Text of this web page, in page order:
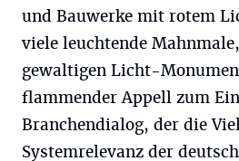
und Bauwerke mit rotem
viele leuchtende
gewaltigen Licht-
flammender Appell zum
Branchendialog, der die
Systemrelevanz der